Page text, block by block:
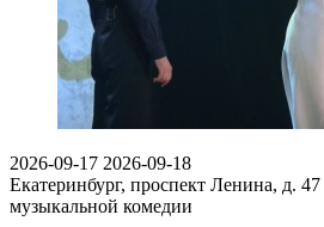
2026-09-17 2026-09-18
Екатеринбург, проспект Ленина, д. 47
музыкальной комедии